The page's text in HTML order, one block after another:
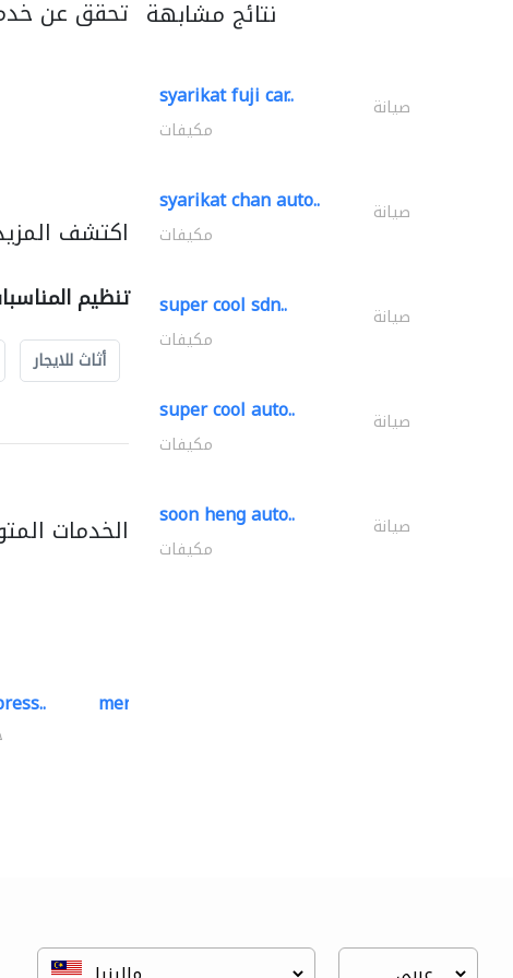
تحقق عن
اكتشف
تنظيم
أثاث للايجار
الخدمات
mermaid digital printing..
نتائج مشابهة
syarikat fuji car.. صيانة
مكيفات
syarikat chan auto.. صيانة
مكيفات
super cool sdn.. صيانة
مكيفات
super cool auto.. صيانة
مكيفات
soon heng auto.. صيانة
مكيفات